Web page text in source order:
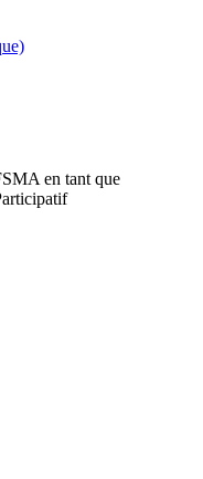
en tant que